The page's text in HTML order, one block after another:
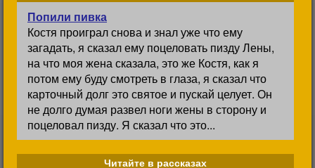
Попили пивка
Костя проиграл снова и знал уже что ему
загадать, я сказал ему поцеловать пизду Лены,
на что моя жена сказала, это же Костя, как я
потом ему буду смотреть в глаза, я сказал что
карточный долг это святое и пускай целует. Он
не долго думая развел ноги жены в сторону и
поцеловал пизду. Я сказал что это...
Читайте в рассказах